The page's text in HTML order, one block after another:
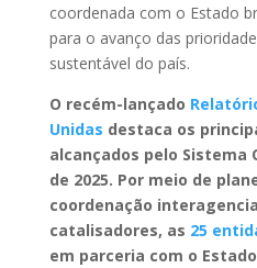
coordenada com o Estado
para o avanço das
sustentável do país.
O recém-lançado
Unidas destaca os
alcançados pelo Sistema
de 2025. Por meio de
coordenação
catalisadores, as 25
em parceria com o